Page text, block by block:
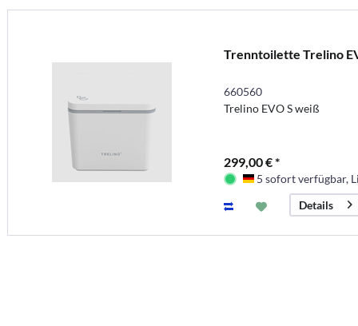
Trenntoilette Trelino
660560
Trelino EVO S weiß
299,00 € *
Deutschland
5 sofort verfügbar,
Details